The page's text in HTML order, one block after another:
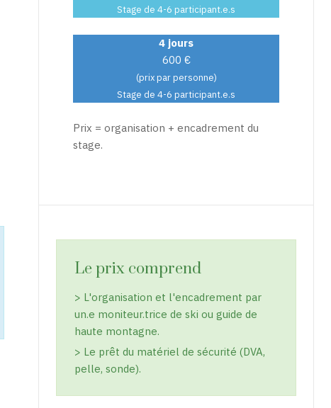
Stage de 4-6 participant.e.s
4 jours
600 €
(prix par personne)
Stage de 4-6 participant.e.s
Prix = organisation + encadrement du
stage.
Le prix comprend
> L'organisation et l'encadrement par
un.e moniteur.trice de ski ou guide de
haute montagne.
> Le prêt du matériel de sécurité (DVA,
pelle, sonde).